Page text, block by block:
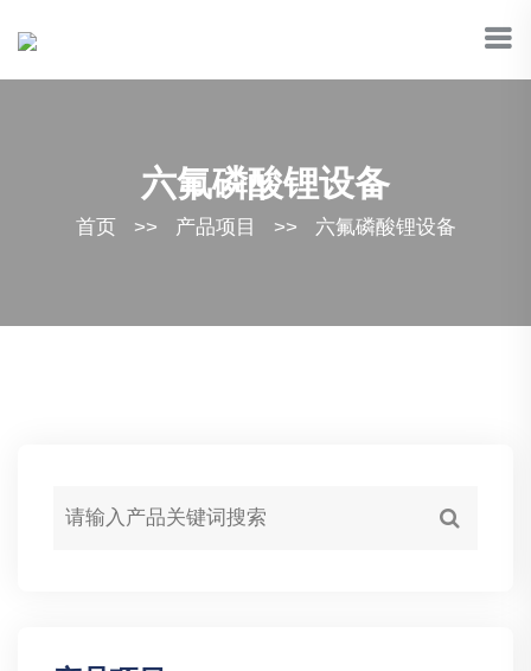
六氟磷酸锂设备
首页 >> 产品项目 >> 六氟磷酸锂设备